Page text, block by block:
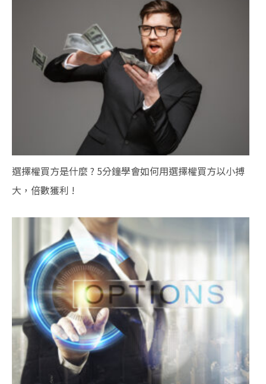
選擇權買方是什麼 ? 5分鐘學會如何用選擇權買方以小搏
大，倍數獲利 !